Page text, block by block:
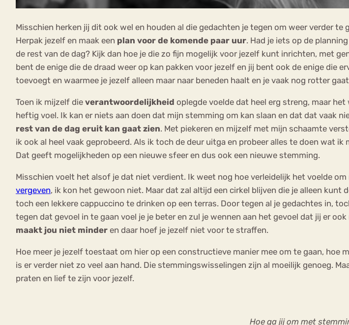
Misschien herken jij dit ook wel en houden al die gedachten je tegen om weer verder
Herpak jezelf en maak een plan voor de komende paar uur. Had je iets op de
de rest van de dag? Kijk dan hoe je die zo fijn mogelijk voor jezelf kunt inrichten, met
bent de enige die de draad weer op kan pakken voor jezelf en jij bent ook de enige die
toevoegt en waarmee je jezelf alleen maar naar beneden haalt en je vaak nog rotter
Toen ik mijzelf die verantwoordelijkheid oplegde voelde dat heel erg streng, maar
heftig voel. Ik kan er niets aan doen dat mijn stemming om kan slaan en dat dat vaak
rest van de dag eruit kan gaat zien. Met piekeren en mijzelf met mijn schaamte
ik ook al heel vaak geprobeerd. Als ik toch de deur uitga en probeer alles te doen wat
Dat geeft mogelijkheden op een nieuwe sfeer en dus ook een nieuwe stemming.
Misschien voelt het alsof je dat niet verdient. Ik weet nog hoe verleidelijk het voelde
vergeven, ik kon het gewoon niet. Maar dat zal altijd een cirkel blijven die je alleen kunt
toch een lekkere cappuccino te drinken op een terras. Door tegen al je gedachtes in,
tegen dat gevoel in te gaan voel je je beter en zul je wennen aan het gevoel dat jij er
maakt jou niet minder en daar hoef je jezelf niet voor te straffen.
Hoe meer je jezelf toestaat om hier op een constructieve manier mee om te gaan, hoe
is er verder niet zo veel aan hand. Die stemmingswisselingen zijn al moeilijk genoeg.
praten en lief te zijn voor jezelf.
Hoe ga jij om met